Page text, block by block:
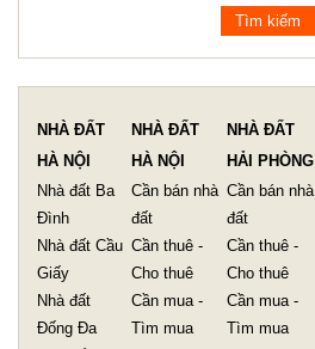
NHÀ ĐẤT
HÀ NỘI
Nhà đất Ba
Đình
Nhà đất Cầu
Giấy
Nhà đất
Đống Đa
NHÀ ĐẤT
HÀ NỘI
Cần bán nhà
đất
Cần thuê -
Cho thuê
Cần mua -
Tìm mua
NHÀ ĐẤT
HẢI PHÒNG
Cần bán nhà
đất
Cần thuê -
Cho thuê
Cần mua -
Tìm mua